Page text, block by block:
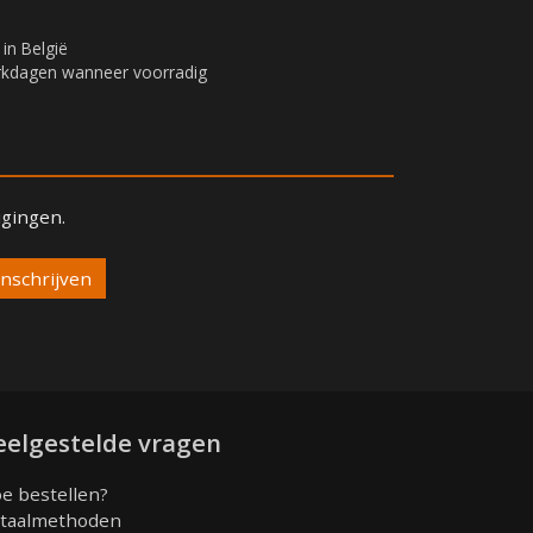
België
wanneer voorradig
vragen
bestellen?